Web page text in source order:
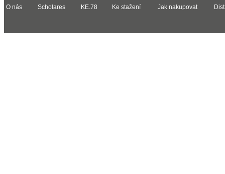
O nás Scholares KE.78 Ke stažení Jak nakupovat